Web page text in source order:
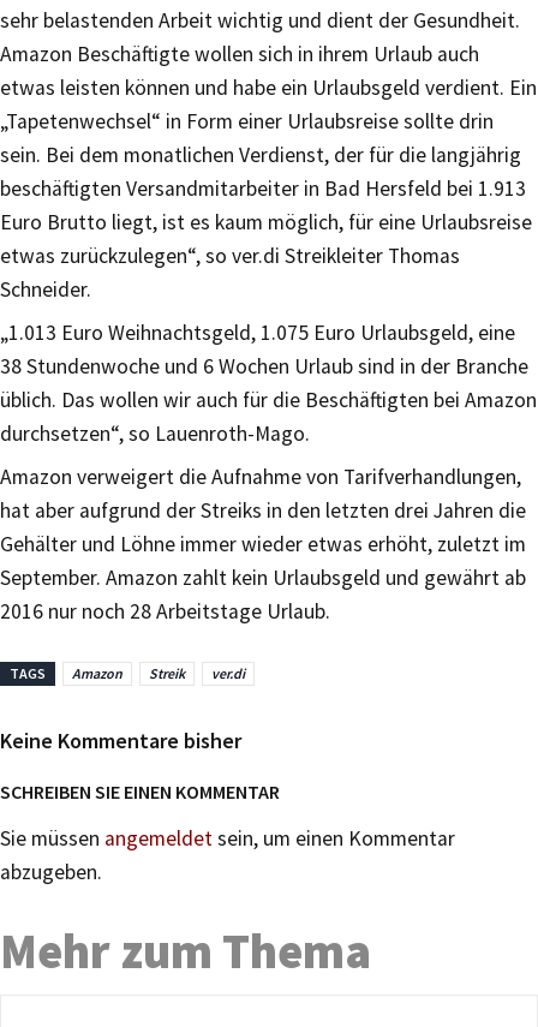
sehr belastenden Arbeit wichtig und dient der Gesundheit.
Amazon Beschäftigte wollen sich in ihrem Urlaub auch
etwas leisten können und habe ein Urlaubsgeld verdient. Ein
„Tapetenwechsel“ in Form einer Urlaubsreise sollte drin
sein. Bei dem monatlichen Verdienst, der für die langjährig
beschäftigten Versandmitarbeiter in Bad Hersfeld bei 1.913
Euro Brutto liegt, ist es kaum möglich, für eine Urlaubsreise
etwas zurückzulegen“, so ver.di Streikleiter Thomas
Schneider.
„1.013 Euro Weihnachtsgeld, 1.075 Euro Urlaubsgeld, eine
38 Stundenwoche und 6 Wochen Urlaub sind in der Branche
üblich. Das wollen wir auch für die Beschäftigten bei Amazon
durchsetzen“, so Lauenroth-Mago.
Amazon verweigert die Aufnahme von Tarifverhandlungen,
hat aber aufgrund der Streiks in den letzten drei Jahren die
Gehälter und Löhne immer wieder etwas erhöht, zuletzt im
September. Amazon zahlt kein Urlaubsgeld und gewährt ab
2016 nur noch 28 Arbeitstage Urlaub.
TAGS Amazon Streik ver.di
Keine Kommentare bisher
SCHREIBEN SIE EINEN KOMMENTAR
Sie müssen angemeldetsein, um einen Kommentar
abzugeben.
Mehr zum Thema